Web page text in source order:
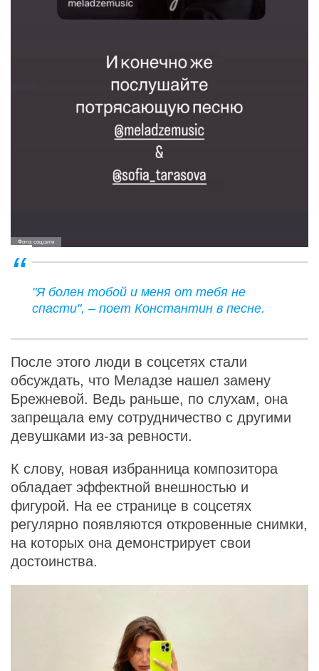
Фото: соцсети
"Я болен тобой и меня от тебя не
спасти", – поет Константин в песне.
После этого люди в соцсетях стали
обсуждать, что Меладзе нашел замену
Брежневой. Ведь раньше, по слухам, она
запрещала ему сотрудничество с другими
девушками из-за ревности.
К слову, новая избранница композитора
обладает эффектной внешностью и
фигурой. На ее странице в соцсетях
регулярно появляются откровенные снимки,
на которых она демонстрирует свои
достоинства.